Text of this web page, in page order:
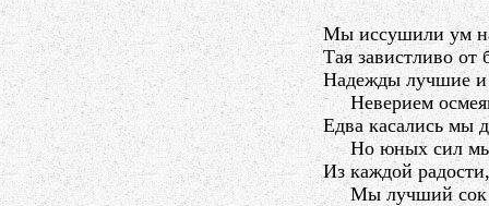
Мы иссушили ум
Тая завистливо
Надежды лучшие и
Неверием
Едва касались мы
Но юных сил мы
Из каждой
Мы лучший сок